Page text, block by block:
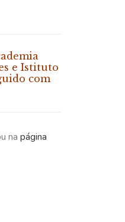
e Istituto
com
na página